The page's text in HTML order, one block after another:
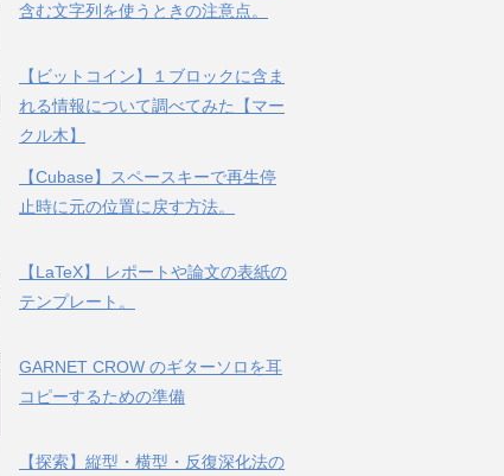
含む文字列を使うときの注意点。
【ビットコイン】１ブロックに含ま
れる情報について調べてみた【マー
クル木】
【Cubase】スペースキーで再生停
止時に元の位置に戻す方法。
【LaTeX】 レポートや論文の表紙の
テンプレート。
GARNET CROW のギターソロを耳
コピーするための準備
【探索】縦型・横型・反復深化法の